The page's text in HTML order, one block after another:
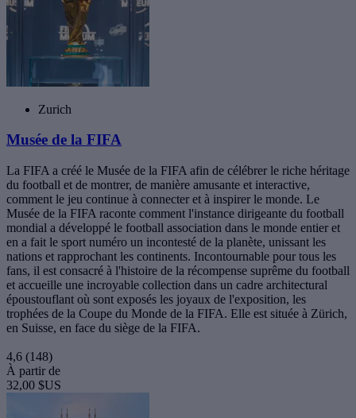
Zurich
Musée de la FIFA
La FIFA a créé le Musée de la FIFA afin de célébrer le riche héritage
du football et de montrer, de manière amusante et interactive,
comment le jeu continue à connecter et à inspirer le monde. Le
Musée de la FIFA raconte comment l'instance dirigeante du football
mondial a développé le football association dans le monde entier et
en a fait le sport numéro un incontesté de la planète, unissant les
nations et rapprochant les continents. Incontournable pour tous les
fans, il est consacré à l'histoire de la récompense suprême du football
et accueille une incroyable collection dans un cadre architectural
époustouflant où sont exposés les joyaux de l'exposition, les
trophées de la Coupe du Monde de la FIFA. Elle est située à Zürich,
en Suisse, en face du siège de la FIFA.
4,6 (148)
À partir de
32,00 $US